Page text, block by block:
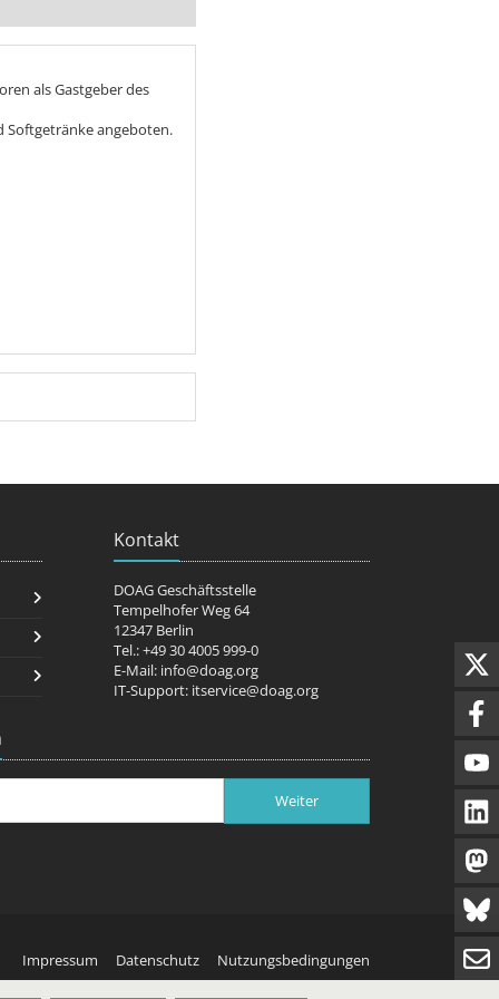
als Gastgeber des
Softgetränke angeboten.
Kontakt
DOAG Geschäftsstelle
Tempelhofer Weg 64
12347 Berlin
Tel.: +49 30 4005 999-0
E-Mail: info@doag.org
IT-Support: itservice@doag.org
Weiter
Impressum Datenschutz Nutzungsbedingungen